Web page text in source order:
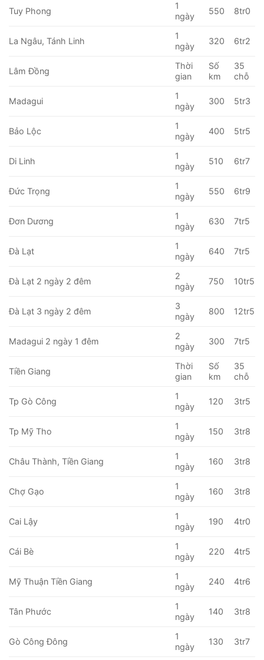
Tuy Phong
1
ngày
550 8tr0
La Ngâu, Tánh Linh
1
ngày
320 6tr2
Lâm Đồng
Thời
gian
Số
km
35
chỗ
Madagui
1
ngày
300 5tr3
Bảo Lộc
1
ngày
400 5tr5
Di Linh
1
ngày
510 6tr7
Đức Trọng
1
ngày
550 6tr9
Đơn Dương
1
ngày
630 7tr5
Đà Lạt
1
ngày
640 7tr5
Đà Lạt 2 ngày 2 đêm
2
ngày
750 10tr5
Đà Lạt 3 ngày 2 đêm
3
ngày
800 12tr5
Madagui 2 ngày 1 đêm
2
ngày
300 7tr5
Tiền Giang
Thời
gian
Số
km
35
chỗ
Tp Gò Công
1
ngày
120 3tr5
Tp Mỹ Tho
1
ngày
150 3tr8
Châu Thành, Tiền Giang
1
ngày
160 3tr8
Chợ Gạo
1
ngày
160 3tr8
Cai Lậy
1
ngày
190 4tr0
Cái Bè
1
ngày
220 4tr5
Mỹ Thuận Tiền Giang
1
ngày
240 4tr6
Tân Phước
1
ngày
140 3tr8
Gò Công Đông
1
ngày
130 3tr7